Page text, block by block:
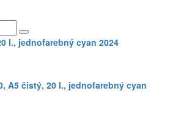
l., jednofarebný cyan 2024
A5 čistý, 20 l., jednofarebný cyan